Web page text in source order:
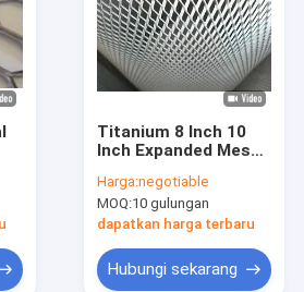
Titanium 8 Inch 10
Inch Expanded Mesh
Harga:negotiable
MOQ:10 gulungan
dapatkan harga terbaru
Hubungi sekarang